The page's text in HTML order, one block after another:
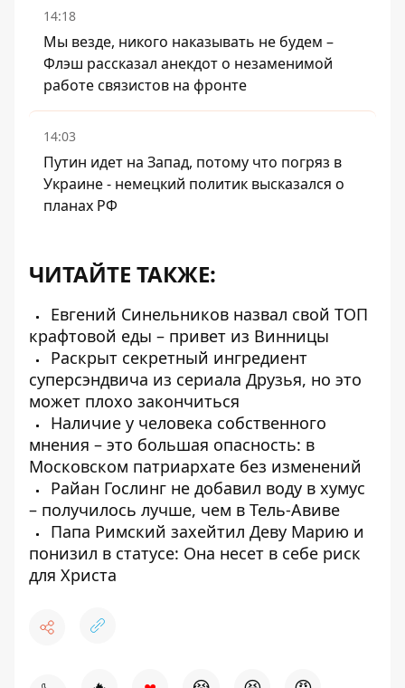
14:18
Мы везде, никого наказывать не будем –
Флэш рассказал анекдот о незаменимой
работе связистов на фронте
14:03
Путин идет на Запад, потому что погряз в
Украине - немецкий политик высказался о
планах РФ
ЧИТАЙТЕ ТАКЖЕ:
Евгений Синельников назвал свой ТОП
крафтовой еды – привет из Винницы
Раскрыт секретный ингредиент
суперсэндвича из сериала Друзья, но это
может плохо закончиться
Наличие у человека собственного
мнения – это большая опасность: в
Московском патриархате без изменений
Райан Гослинг не добавил воду в хумус
– получилось лучше, чем в Тель-Авиве
Папа Римский захейтил Деву Марию и
понизил в статусе: Она несет в себе риск
для Христа